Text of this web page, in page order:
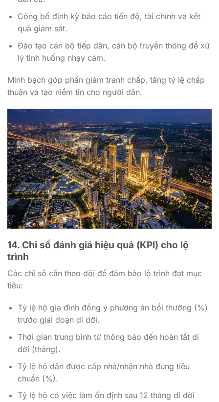
Công bố định kỳ báo cáo tiến độ, tài chính và kết
quả giám sát.
Đào tạo cán bộ tiếp dân, cán bộ truyền thông để xử
lý tình huống nhạy cảm.
Minh bạch góp phần giảm tranh chấp, tăng tỷ lệ chấp
thuận và tạo niềm tin cho người dân.
14. Chỉ số đánh giá hiệu quả (KPI) cho lộ
trình
Các chỉ số cần theo dõi để đảm bảo lộ trình đạt mục
tiêu:
Tỷ lệ hộ gia đình đồng ý phương án bồi thường (%)
trước giai đoạn di dời.
Thời gian trung bình từ thông báo đến hoàn tất di
dời (tháng).
Tỷ lệ hộ dân được cấp nhà/nhận nhà đúng tiêu
chuẩn (%).
Tỷ lệ hộ có việc làm ổn định sau 12 tháng di dời